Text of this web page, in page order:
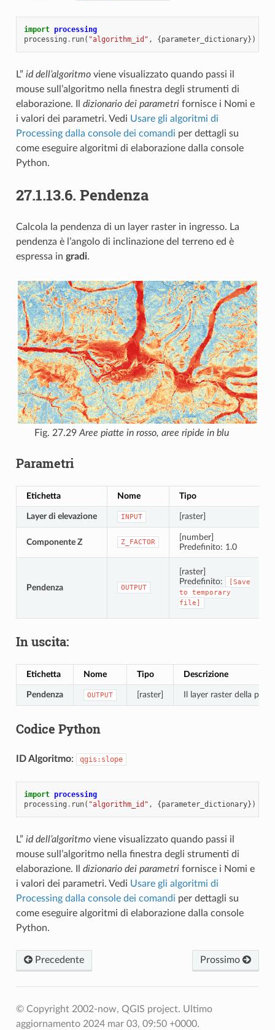
import processing
processing . run( "algorithm_id" , { parameter_dictionary})
L” id dell’algoritmoviene visualizzato quando passi il
mouse sull’algoritmo nella finestra degli strumenti di
elaborazione. Il dizionario dei parametrifornisce i Nomi e
i valori dei parametri. Vedi Usare gli algoritmi di
Processing dalla console dei comandi per dettagli su
come eseguire algoritmi di elaborazione dalla console
Python.
27.1.13.6. Pendenza
Calcola la pendenza di un layer raster in ingresso. La
pendenza è l’angolo di inclinazione del terreno ed è
espressa in gradi.
Fig. 27.29 Aree piatte in rosso, aree ripide in blu
Parametri
Etichetta Nome Tipo
Layer di elevazione INPUT [raster]
Componente Z Z_FACTOR
[number]
Predefinito: 1.0
Pendenza OUTPUT
[raster]
Predefinito:
[Save
to
temporary
file]
In uscita:
Etichetta Nome Tipo Descrizione
Pendenza OUTPUT [raster] Il layer raster della
Codice Python
ID Algoritmo: qgis:slope
import processing
processing . run( "algorithm_id" , {parameter_dictionary})
L” id dell’algoritmoviene visualizzato quando passi il
mouse sull’algoritmo nella finestra degli strumenti di
elaborazione. Il dizionario dei parametrifornisce i Nomi e
i valori dei parametri. Vedi Usare gli algoritmi di
Processing dalla console dei comandi per dettagli su
come eseguire algoritmi di elaborazione dalla console
Python.
Precedente Prossimo
© Copyright 2002-now, QGIS project. Ultimo
aggiornamento 2024 mar 03, 09:50 +0000.